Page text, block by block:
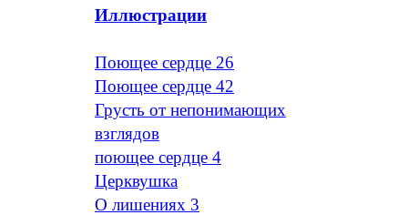
Иллюстрации
Поющее сердце 26
Поющее сердце 42
Грусть от непонимающих
взглядов
поющее сердце 4
Церквушка
О лишениях 3